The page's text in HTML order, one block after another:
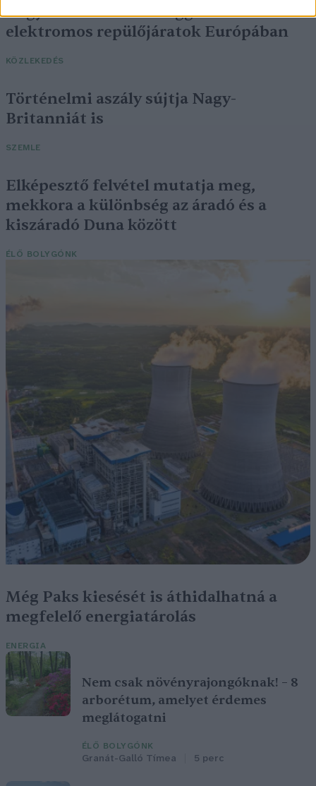
Négy éven belül valósággá válhatnak az
elektromos repülőjáratok Európában
KÖZLEKEDÉS
Történelmi aszály sújtja Nagy-
Britanniát is
SZEMLE
Elképesztő felvétel mutatja meg,
mekkora a különbség az áradó és a
kiszáradó Duna között
ÉLŐ BOLYGÓNK
Még Paks kiesését is áthidalhatná a
megfelelő energiatárolás
ENERGIA
Nem csak növényrajongóknak! – 8
arborétum, amelyet érdemes
meglátogatni
ÉLŐ BOLYGÓNK
Granát-Galló Tímea 5 perc